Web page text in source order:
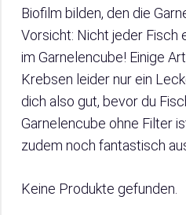
Biofilm bilden, den die
Vorsicht: Nicht jeder Fisch
im Garnelencube! Einige
Krebsen leider nur ein
dich also gut, bevor du
Garnelencube ohne Filter
zudem noch fantastisch
Keine Produkte gefunden.